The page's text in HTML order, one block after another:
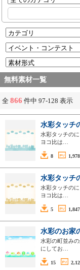
無料素材一覧
全 866 件中 97-128 表示
水彩タッチ
水彩タッチの
ヨコ比は…
8 1,978
水彩タッチ
水彩タッチの
ヨコ比は…
5 1,847
水彩のお家
水彩の町並み
にしてお…
15